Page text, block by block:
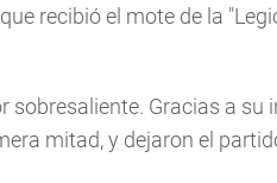
recibió el mote de la
sobresaliente. Gracias a
mitad, y dejaron el